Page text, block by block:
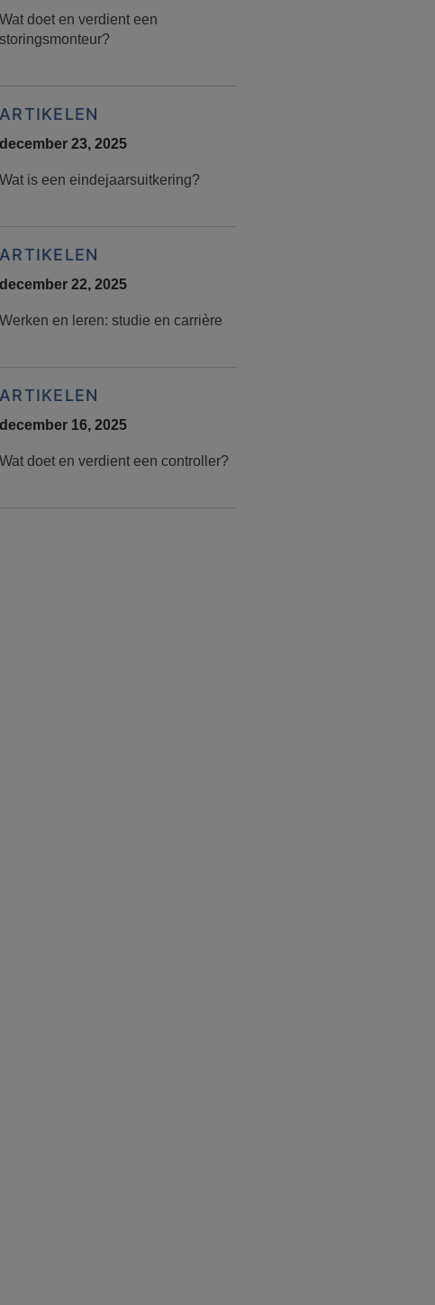
Wat doet en verdient een
storingsmonteur?
ARTIKELEN
december 23, 2025
Wat is een eindejaarsuitkering?
ARTIKELEN
december 22, 2025
Werken en leren: studie en carrière
ARTIKELEN
december 16, 2025
Wat doet en verdient een controller?